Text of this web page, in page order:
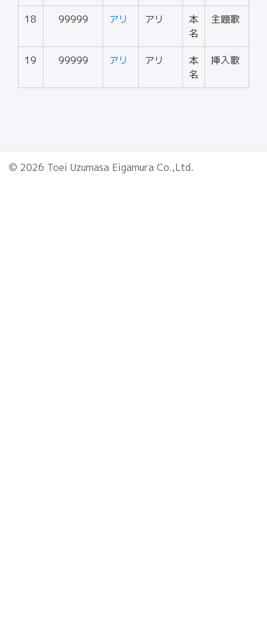
18 99999 アリ アリ
本
名
主題歌
19 99999 アリ アリ
本
名
挿入歌
© 2026 Toei Uzumasa Eigamura Co.,Ltd.